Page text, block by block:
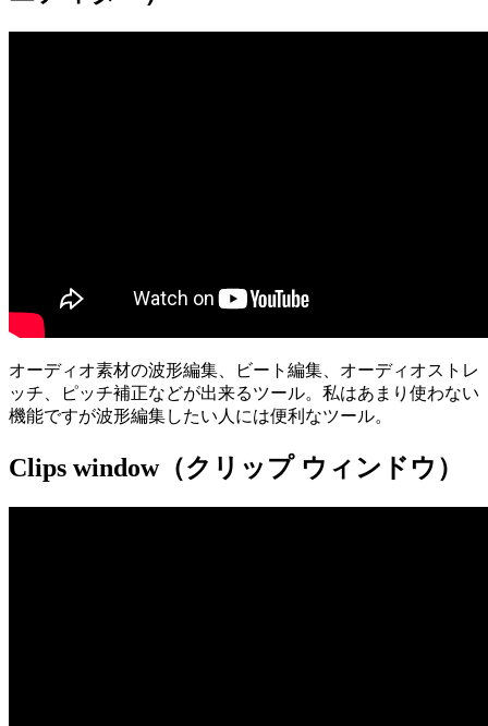
オーディオ素材の波形編集、ビート編集、オーディオストレ
ッチ、ピッチ補正などが出来るツール。私はあまり使わない
機能ですが波形編集したい人には便利なツール。
Clips window（クリップ ウィンドウ）